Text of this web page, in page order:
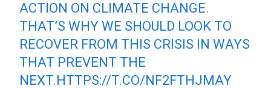
ACTION ON CLIMATE CHANGE.
THAT’S WHY WE SHOULD LOOK TO
RECOVER FROM THIS CRISIS IN WAYS
THAT PREVENT THE
NEXT.HTTPS://T.CO/NF2FTHJMAY